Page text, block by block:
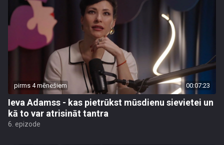
pirms 4 mēnešiem 00:07:23
Ieva Adamss - kas pietrūkst mūsdienu sievietei un
kā to var atrisināt tantra
6. epizode